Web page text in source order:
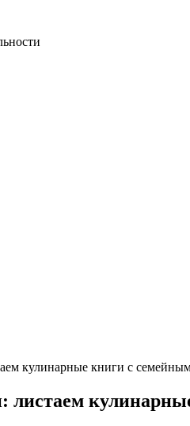
кулинарные книги с
листаем